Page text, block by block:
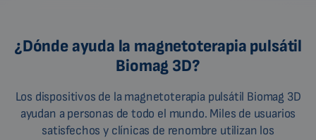
¿Dónde ayuda la magnetoterapia pulsátil
Biomag 3D?
Los dispositivos de la magnetoterapia pulsátil Biomag 3D
ayudan a personas de todo el mundo. Miles de usuarios
satisfechos y clínicas de renombre utilizan los